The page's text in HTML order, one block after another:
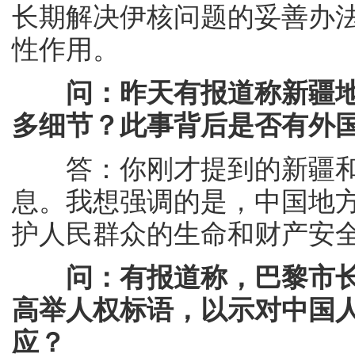
长期解决伊核问题的妥善办
性作用。
问：昨天有报道称新疆
多细节？此事背后是否有外
答：你刚才提到的新疆和
息。我想强调的是，中国地
护人民群众的生命和财产安
问：有报道称，巴黎市
高举人权标语，以示对中国
应？